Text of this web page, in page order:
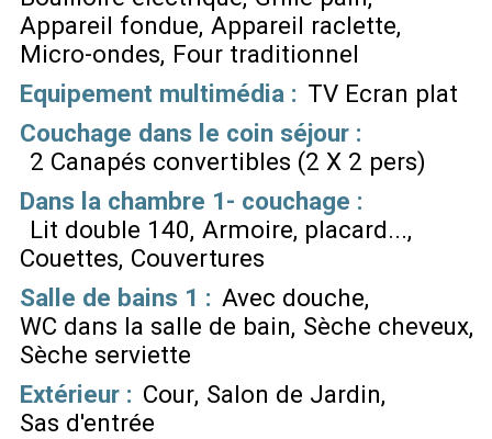
Appareil fondue Appareil raclette
Micro-ondes Four traditionnel
Equipement multimédia : TV Ecran plat
Couchage dans le coin séjour :
2 Canapés convertibles (2 X 2 pers)
Dans la chambre 1- couchage :
Lit double 140 Armoire, placard...
Couettes Couvertures
Salle de bains 1 : Avec douche
WC dans la salle de bain Sèche cheveux
Sèche serviette
Extérieur : Cour Salon de Jardin
Sas d'entrée